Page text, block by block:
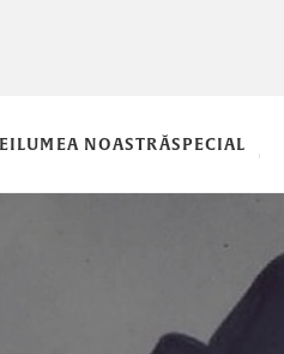
LUMEA NOASTRĂSPECIAL